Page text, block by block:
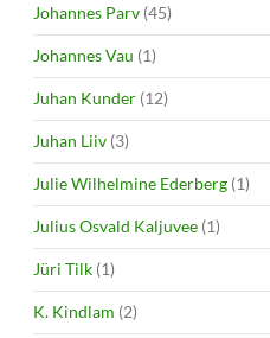
Johannes Parv (45)
Johannes Vau (1)
Juhan Kunder (12)
Juhan Liiv (3)
Julie Wilhelmine Ederberg (1)
Julius Osvald Kaljuvee (1)
Jüri Tilk (1)
K. Kindlam (2)